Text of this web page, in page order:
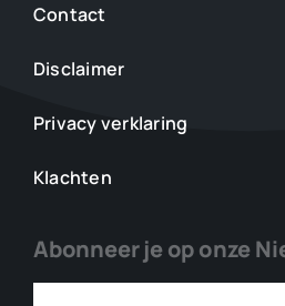
Contact
Disclaimer
Privacy verklaring
Klachten
Abonneer je op onze